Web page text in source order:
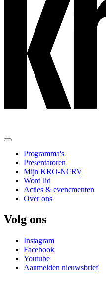
Programma's
Presentatoren
Mijn KRO-NCRV
Word lid
Acties & evenementen
Over ons
Volg ons
Instagram
Facebook
Youtube
Aanmelden nieuwsbrief